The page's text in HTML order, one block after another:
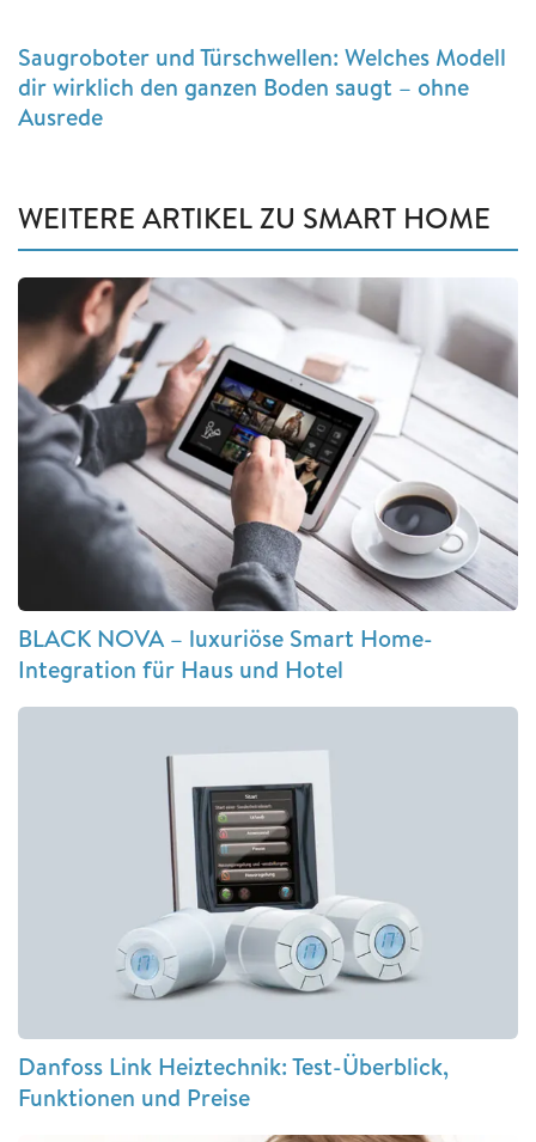
Saugroboter und Türschwellen: Welches Modell
dir wirklich den ganzen Boden saugt – ohne
Ausrede
WEITERE ARTIKEL ZU SMART HOME
BLACK NOVA – luxuriöse Smart Home-
Integration für Haus und Hotel
Danfoss Link Heiztechnik: Test-Überblick,
Funktionen und Preise